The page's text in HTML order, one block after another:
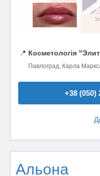
📍 Косметологія
Павлоград, Карла
+38 (050)
Альона